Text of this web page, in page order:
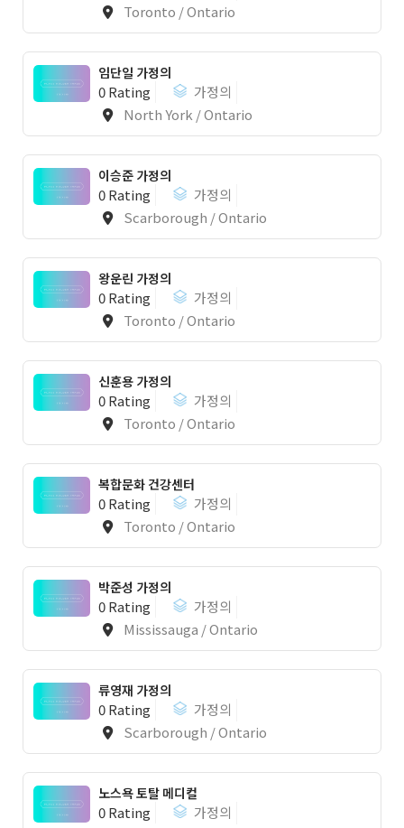
Toronto / Ontario
임단일 가정의
0 Rating
가정의
North York / Ontario
이승준 가정의
0 Rating
가정의
Scarborough / Ontario
왕운린 가정의
0 Rating
가정의
Toronto / Ontario
신훈용 가정의
0 Rating
가정의
Toronto / Ontario
복합문화 건강센터
0 Rating
가정의
Toronto / Ontario
박준성 가정의
0 Rating
가정의
Mississauga / Ontario
류영재 가정의
0 Rating
가정의
Scarborough / Ontario
노스욕 토탈 메디컬
0 Rating
가정의